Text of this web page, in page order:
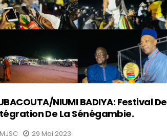
NIUMI BADIYA: Festival De
De La Sénégambie.
MJSC 29 Mai 2023